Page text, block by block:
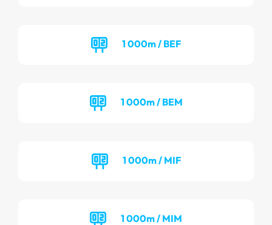
1 000m / BEF
1 000m / BEM
1 000m / MIF
1 000m / MIM